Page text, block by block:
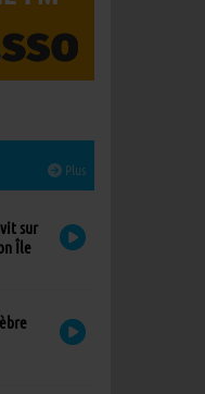
Plus
sur
Île